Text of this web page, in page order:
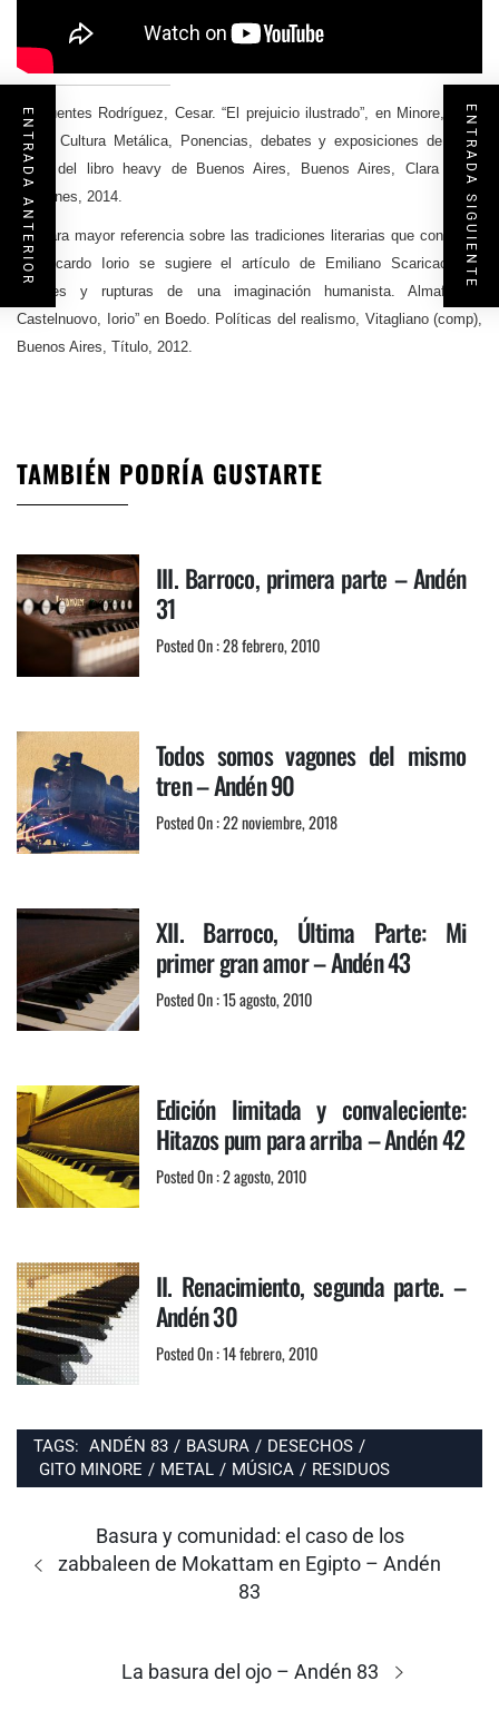
[1] Fuentes Rodríguez, Cesar. “El prejuicio ilustrado”, en Minore, Gito,
et al, Cultura Metálica, Ponencias, debates y exposiciones de la 1º
Feria del libro heavy de Buenos Aires, Buenos Aires, Clara Beter
ediciones, 2014.
[2] Para mayor referencia sobre las tradiciones literarias que confluyen
en Ricardo Iorio se sugiere el artículo de Emiliano Scaricaciottoli
“Linajes y rupturas de una imaginación humanista. Almafuerte,
Castelnuovo, Iorio” en Boedo. Políticas del realismo, Vitagliano (comp),
Buenos Aires, Título, 2012.
TAMBIÉN PODRÍA GUSTARTE
III. Barroco, primera parte – Andén
31
Posted On : 28 febrero, 2010
Todos somos vagones del mismo
tren – Andén 90
Posted On : 22 noviembre, 2018
XII. Barroco, Última Parte: Mi
primer gran amor – Andén 43
Posted On : 15 agosto, 2010
Edición limitada y convaleciente:
Hitazos pum para arriba – Andén 42
Posted On : 2 agosto, 2010
II. Renacimiento, segunda parte. –
Andén 30
Posted On : 14 febrero, 2010
TAGS: ANDÉN 83 / BASURA / DESECHOS /
GITO MINORE / METAL / MÚSICA / RESIDUOS
entradas
Entrada
anterior:
Basura y comunidad: el caso de los
zabbaleen de Mokattam en Egipto – Andén
83
Entrada
La basura del ojo – Andén 83
ENTRADA ANTERIOR ENTRADA SIGUIENTE